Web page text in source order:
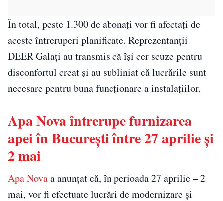
În total, peste 1.300 de abonați vor fi afectați de
aceste întreruperi planificate. Reprezentanții
DEER Galați au transmis că își cer scuze pentru
disconfortul creat și au subliniat că lucrările sunt
necesare pentru buna funcționare a instalațiilor.
Apa Nova întrerupe furnizarea
apei în București între 27 aprilie și
2 mai
Apa Novaa anunțat că, în perioada 27 aprilie – 2
mai, vor fi efectuate lucrări de modernizare și